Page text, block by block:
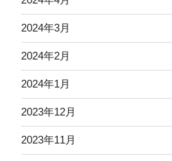
2024年3月
2024年2月
2024年1月
2023年12月
2023年11月